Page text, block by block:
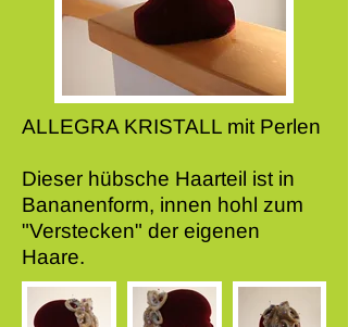
ALLEGRA KRISTALL mit Perlen
Dieser hübsche Haarteil ist in
Bananenform, innen hohl zum
"Verstecken" der eigenen
Haare.